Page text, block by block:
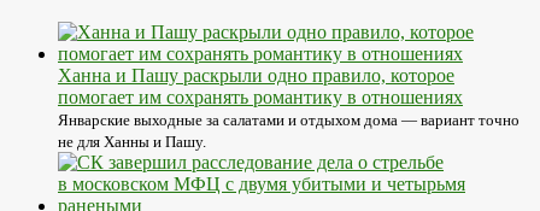
Ханна и Пашу раскрыли одно правило, которое
помогает им сохранять романтику в отношениях
Январские выходные за салатами и отдыхом дома — вариант точно
не для Ханны и Пашу.